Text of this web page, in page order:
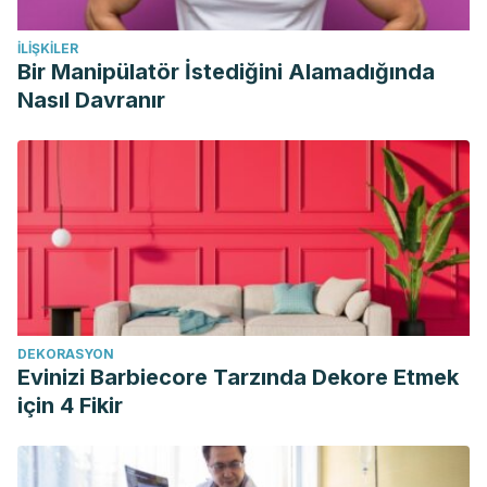
Rahman MM. Purslane weed (Portulaca oleracea): a
prospective plant source of nutrition, omega-3 fatty acid,
and antioxidant attributes.
ScientificWorldJournal
Sedighi M, Bahmani M, Asgary S, Beyranvand F, Rafieian-
Kopaei M. A review of plant-based compounds and
medicinal plants effective on atherosclerosis.J Res Med
. 2017;22:30. Published 2017 Mar 15. doi:10.4103/1735-
1995.202151
Khodadadi H, Pakdel R, Khazaei M, Niazmand S, Bavarsad
K, Hadjzadeh MA. A comparison of the effects of
oleracea seeds hydro-alcoholic extract and Vitamin C on
cardiac tissue of rats with subclinical
hyperthyroidism.Avicenna J Phytomed
İLIŞKILER
Bir Manipülatör İstediğini Alamadığında
Nasıl Davranır
DEKORASYON
Evinizi Barbiecore Tarzında Dekore Etmek
için 4 Fikir